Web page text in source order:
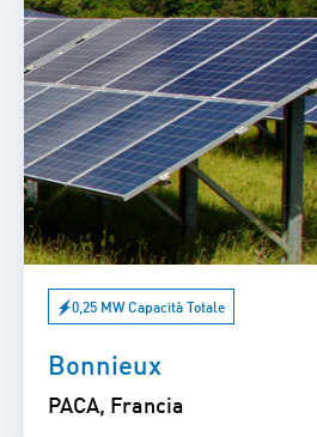
0,25 MW Capacità Totale
Bonnieux
PACA, Francia